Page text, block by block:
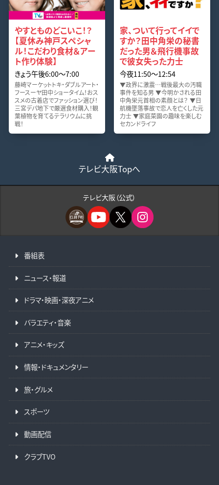
やすとものどこいこ！？
【夏休み神戸スペシャ
ル！こだわり食材＆アー
ト作り体験】
きょう午後6:00〜7:00
藤崎マーケットトキ・ダブルアート・
フースーヤ田中ショータイム！おス
スメの古着店でファッション選び！
三宮デパ地下で厳選食材購入！観
葉植物を育てるテラリウムに挑
戦！
家、ついて行ってイイで
すか？田中角栄の秘書
だった男＆飛行機事故
で彼女失った力士
今夜11:50〜12:54
▼政界に激震…戦後最大の汚職
事件を知る男 ▼今明かされる田
中角栄元首相の素顔とは？ ▼日
航機墜落事故で恋人を亡くした元
力士 ▼家庭菜園の趣味を楽しむ
セカンドライフ
テレビ大阪Topへ
テレビ大阪（公式）
番組表
ニュース・報道
ドラマ・映画・深夜アニメ
バラエティ・音楽
アニメ・キッズ
情報・ドキュメンタリー
旅・グルメ
スポーツ
動画配信
クラブTVO